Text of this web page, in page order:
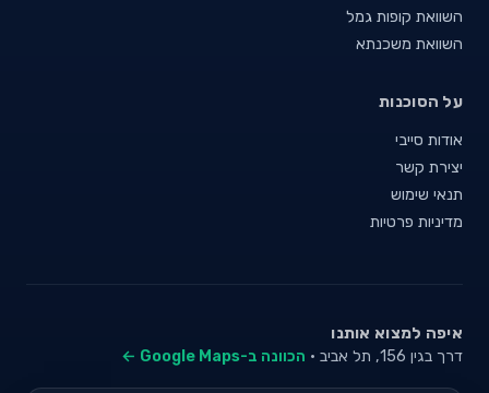
השוואת קופות גמל
השוואת משכנתא
על הסוכנות
אודות סייבי
יצירת קשר
תנאי שימוש
מדיניות פרטיות
איפה למצוא אותנו
דרך בגין 156, תל אביב · הכוונה ב-Google Maps ←